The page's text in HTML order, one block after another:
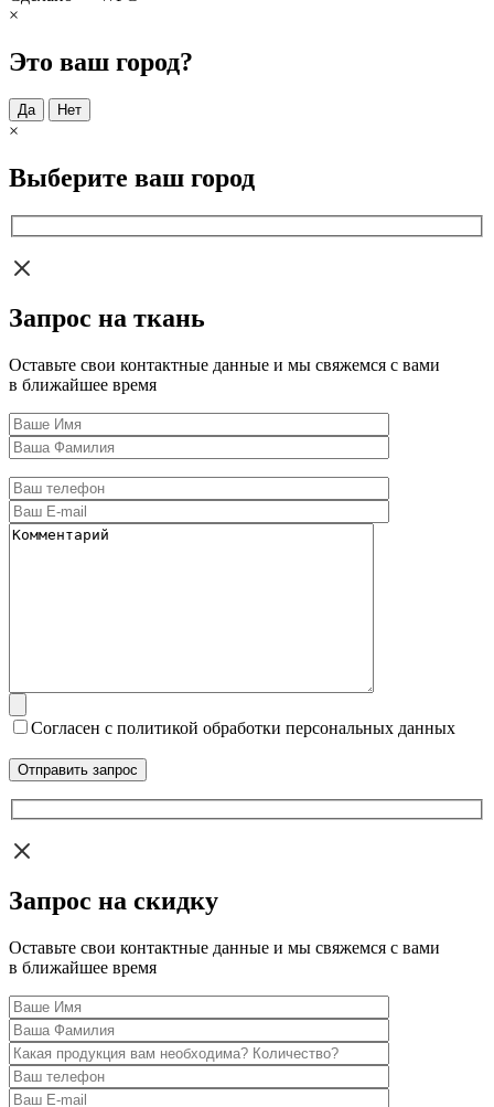
×
Это ваш город?
Да Нет
×
Выберите ваш город
Запрос на ткань
Оставьте свои контактные данные и мы свяжемся с вами
в ближайшее время
Согласен с политикой обработки персональных данных
Запрос на скидку
Оставьте свои контактные данные и мы свяжемся с вами
в ближайшее время